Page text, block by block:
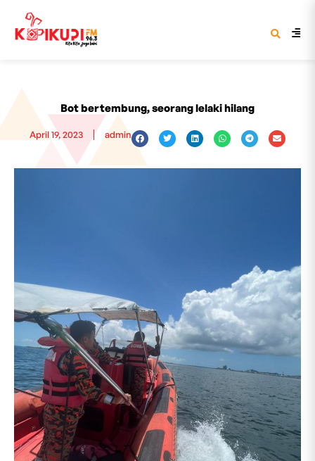
Bot bertembung, seorang lelaki hilang
April 19, 2023 admin